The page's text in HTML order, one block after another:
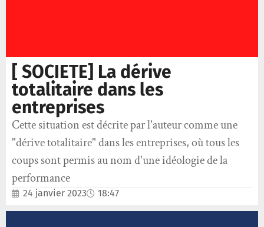
[ SOCIETE] La dérive
totalitaire dans les
entreprises
Cette situation est décrite par l'auteur comme une
"dérive totalitaire" dans les entreprises, où tous les
coups sont permis au nom d'une idéologie de la
performance
24 janvier 2023 18:47